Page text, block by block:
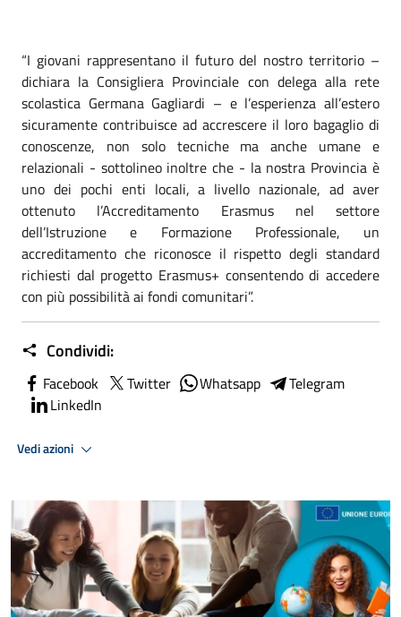
“I giovani rappresentano il futuro del nostro territorio –
dichiara la Consigliera Provinciale con delega alla rete
scolastica Germana Gagliardi – e l’esperienza all’estero
sicuramente contribuisce ad accrescere il loro bagaglio di
conoscenze, non solo tecniche ma anche umane e
relazionali - sottolineo inoltre che - la nostra Provincia è
uno dei pochi enti locali, a livello nazionale, ad aver
ottenuto l’Accreditamento Erasmus nel settore
dell’Istruzione e Formazione Professionale, un
accreditamento che riconosce il rispetto degli standard
richiesti dal progetto Erasmus+ consentendo di accedere
con più possibilità ai fondi comunitari”.
Condividi:
Facebook Twitter Whatsapp
Telegram
LinkedIn
Vedi azioni